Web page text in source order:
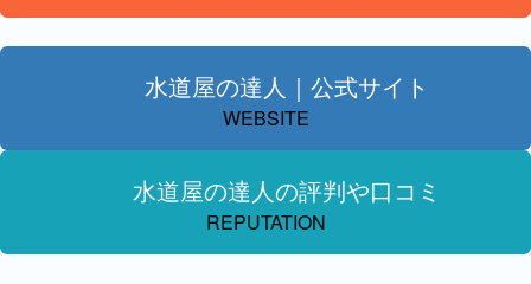
水道屋の達人｜公式サイト
WEBSITE
水道屋の達人の評判や口コミ
REPUTATION